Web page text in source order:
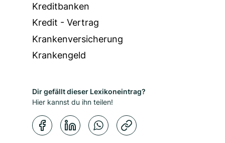
Kreditbanken
Kredit - Vertrag
Krankenversicherung
Krankengeld
Dir gefällt dieser Lexikoneintrag?
Hier kannst du ihn teilen!